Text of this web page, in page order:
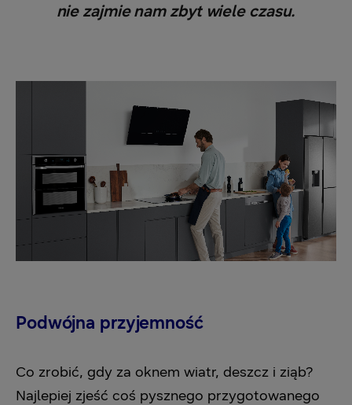
nie zajmie nam zbyt wiele czasu.
Podwójna przyjemność
Co zrobić, gdy za oknem wiatr, deszcz i ziąb?
Najlepiej zjeść coś pysznego przygotowanego